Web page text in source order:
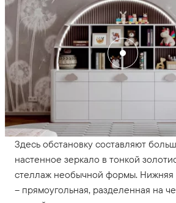
Здесь обстановку составляют
настенное зеркало в тонкой
стеллаж необычной формы. Нижняя
– прямоугольная, разделенная на